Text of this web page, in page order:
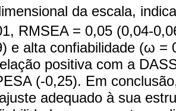
da escala,
RMSEA = 0,05 (0,04-
e alta confiabilidade (ω =
positiva com a
(-0,25). Em
adequado à sua